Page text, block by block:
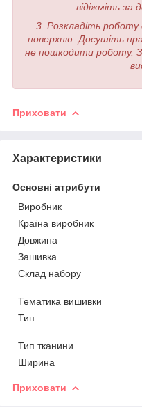
відіжміть за
3. Розкладіть роботу
поверхню. Досушіть
не пошкодити роботу.
Приховати
Характеристики
Основні атрибути
Виробник
Країна виробник
Довжина
Зашивка
Склад набору
Тематика вишивки
Тип
Тип тканини
Ширина
Приховати